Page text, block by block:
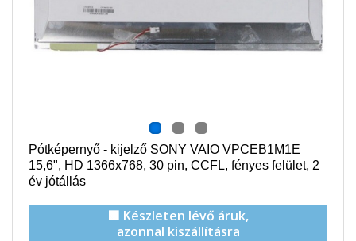
Pótképernyő - kijelző SONY VAIO VPCEB1M1E
15,6", HD 1366x768, 30 pin, CCFL, fényes felület, 2
év jótállás
🟩 Készleten lévő áruk,
azonnal kiszállításra